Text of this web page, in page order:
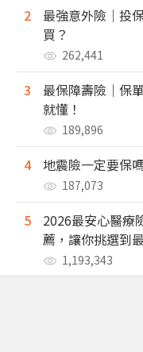
2
最強意外險｜投
買？
262,441
3
最保障壽險｜保
就懂！
189,896
4 地震險一定要保
187,073
5
2026最安心醫療
薦，讓你挑選到
1,193,343